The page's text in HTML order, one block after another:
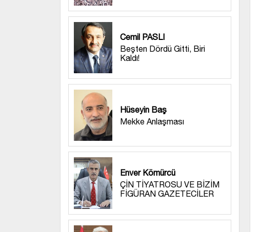
Cemil PASLI
Beşten Dördü Gitti, Biri
Kaldı!
Hüseyin Baş
Mekke Anlaşması
Enver Kömürcü
ÇİN TİYATROSU VE BİZİM
FİGÜRAN GAZETECİLER